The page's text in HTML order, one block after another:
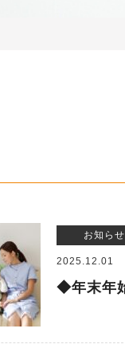
お知らせ
2025.12.01
◆年末年